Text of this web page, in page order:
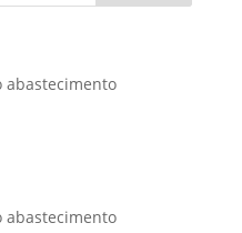
abastecimento
abastecimento